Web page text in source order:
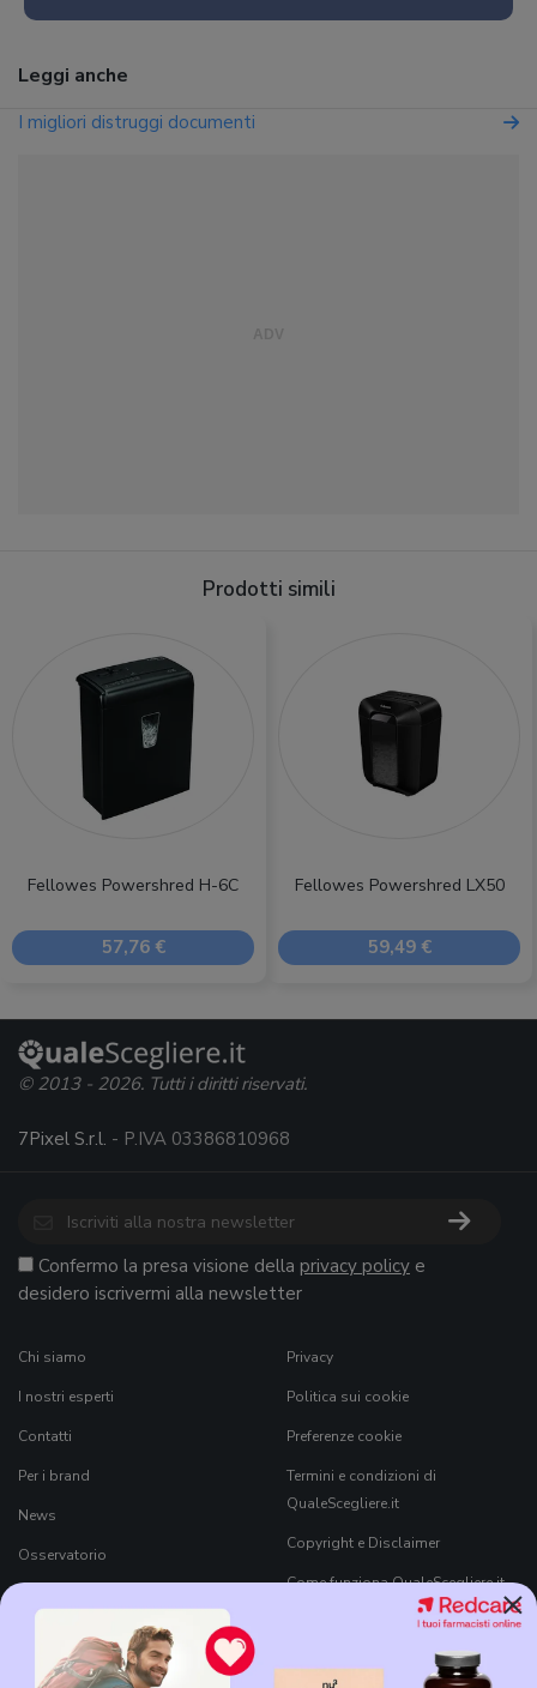
Leggi anche
I migliori distruggi documenti
Prodotti simili
Fellowes Powershred H-6C
57,76 €
Fellowes Powershred LX50
59,49 €
×
© 2013 - 2026. Tutti i diritti riservati.
7Pixel S.r.l. - P.IVA 03386810968
Confermo la presa visione della privacy policy e
desidero iscrivermi alla newsletter
Chi siamo
I nostri esperti
Contatti
Per i brand
News
Osservatorio
Black Friday 2026
Privacy
Politica sui cookie
Preferenze cookie
Termini e condizioni di
QualeScegliere.it
Copyright e Disclaimer
Come funziona QualeScegliere.it